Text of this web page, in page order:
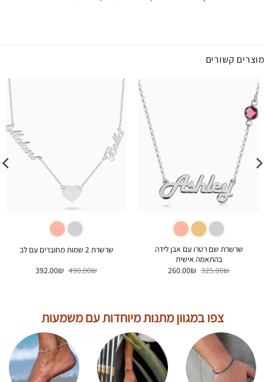
מוצרים קשורים
שרשרת שם רטרו עם אבן לידה
בהתאמה אישית
325.00₪ המחיר
המקורי
260.00₪ המחיר
שרשרת 2 שמות מחוברים עם לב
490.00₪ המחיר
המקורי
392.00₪ המחיר
צפו במגוון מתנות מיוחדות עם משמעות